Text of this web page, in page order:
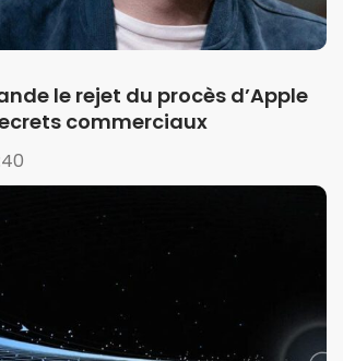
le rejet du procès d’Apple
commerciaux